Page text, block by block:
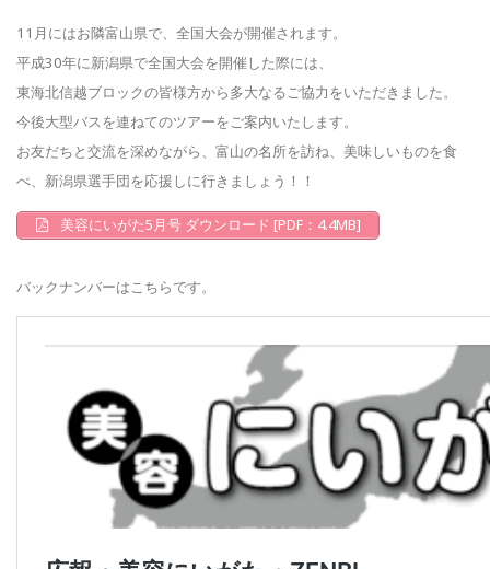
11月にはお隣富山県で、全国大会が開催されます。
平成30年に新潟県で全国大会を開催した際には、
東海北信越ブロックの皆様方から多大なるご協力をいただきました。
今後大型バスを連ねてのツアーをご案内いたします。
お友だちと交流を深めながら、富山の名所を訪ね、美味しいものを食
べ、新潟県選手団を応援しに行きましょう！！
美容にいがた5月号 ダウンロード [PDF：4.4MB]
バックナンバーはこちらです。